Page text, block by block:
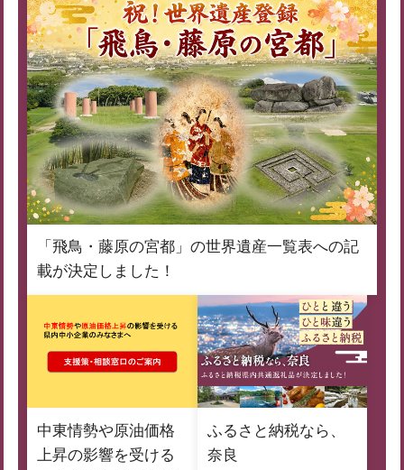
「飛鳥・藤原の宮都」の世界遺産一覧表への記
載が決定しました！
中東情勢や原油価格
上昇の影響を受ける
ふるさと納税なら、
奈良